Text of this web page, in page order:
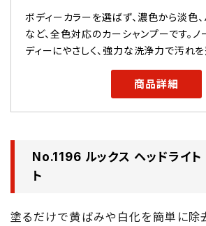
ボディーカラーを選ばず、濃色から淡色
など、全色対応のカーシャンプーです。
ディーにやさしく、強力な洗浄力で汚れを
商品詳細
No.1196 ルックス ヘッドライト
ト
塗るだけで黄ばみや白化を簡単に除